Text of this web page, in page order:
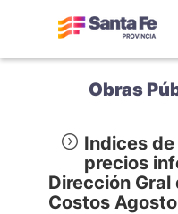
Obras
Indices
precios
Dirección
Costos